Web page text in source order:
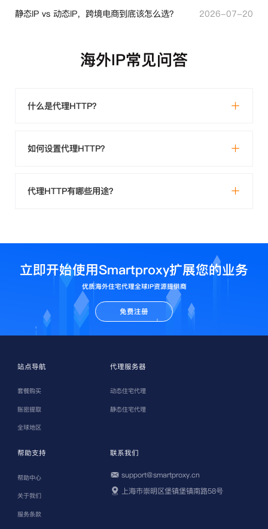
静态IP vs 动态IP，跨境电商到底该怎么选？
2026-07-20
海外IP常见问答
什么是代理HTTP？
如何设置代理HTTP？
代理HTTP有哪些用途？
立即开始使用Smartproxy扩展您的业务
优质海外住宅代理全球IP资源提供商
免费注册
站点导航
套餐购买
账密提取
全球地区
代理服务器
动态住宅代理
静态住宅代理
帮助支持
帮助中心
关于我们
服务条款
联系我们
support@smartproxy.cn
上海市崇明区堡镇堡镇南路58号